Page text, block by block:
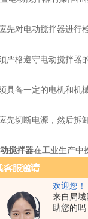
欢迎您！
来自局
助您的吗
对电动搅拌器进行检
格遵守电动搅拌器的
备一定的电机和机械
切断电源，然后拆卸
搅拌器在工业生产中
和注意安全，同时具